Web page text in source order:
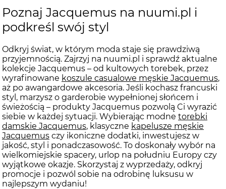
Poznaj Jacquemus na nuumi.pl i
podkreśl swój styl
Odkryj świat, w którym moda staje się prawdziwą
przyjemnością. Zajrzyj na nuumi.pl i sprawdź aktualne
kolekcje Jacquemus – od kultowych torebek, przez
wyrafinowane koszule casualowe męskie Jacquemus,
aż po awangardowe akcesoria. Jeśli kochasz francuski
styl, marzysz o garderobie wypełnionej słońcem i
świeżością – produkty Jacquemus pozwolą Ci wyrazić
siebie w każdej sytuacji. Wybierając modne torebki
damskie Jacquemus, klasyczne kapelusze męskie
Jacquemus czy ikoniczne dodatki, inwestujesz w
jakość, styl i ponadczasowość. To doskonały wybór na
wielkomiejskie spacery, urlop na południu Europy czy
wyjątkowe okazje. Skorzystaj z wyprzedaży, odkryj
promocje i pozwól sobie na odrobinę luksusu w
najlepszym wydaniu!